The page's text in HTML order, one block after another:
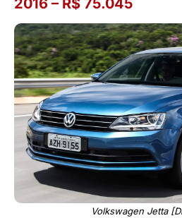
2016 – R$ 75.045
Volkswagen Jetta